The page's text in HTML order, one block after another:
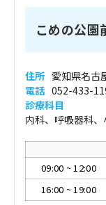
こめの公園
住所 愛知県名古
電話 052-433-
診療科目
内科、呼吸器科
09:00 ~12:00
16:00 ~19:00